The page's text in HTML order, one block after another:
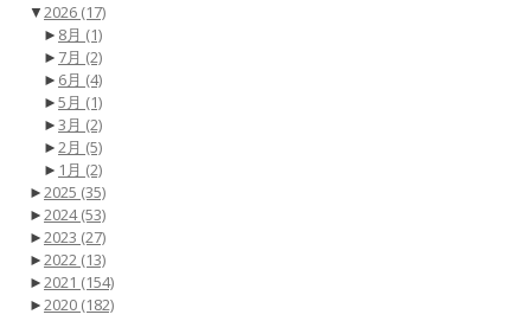
▼2026 (17)
► 8月 (1)
► 7月 (2)
► 6月 (4)
►5月 (1)
►3月 (2)
►2月 (5)
► 1月 (2)
►2025 (35)
►2024(53)
►2023 (27)
►2022 (13)
►2021 (154)
►2020 (182)